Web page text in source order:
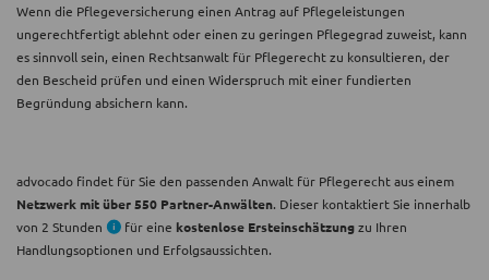
Wenn die Pflegeversicherung einen Antrag auf Pflegeleistungen
ungerechtfertigt ablehnt oder einen zu geringen Pflegegrad zuweist, kann
es sinnvoll sein, einen Rechtsanwalt für Pflegerecht zu konsultieren, der
den Bescheid prüfen und einen Widerspruch mit einer fundierten
Begründung absichern kann.
advocado findet für Sie den passenden Anwalt für Pflegerecht aus einem
Netzwerk mit über 550 Partner-Anwälten. Dieser kontaktiert Sie innerhalb
von 2 Stunden
für eine kostenlose Ersteinschätzungzu Ihren
Handlungsoptionen und Erfolgsaussichten.